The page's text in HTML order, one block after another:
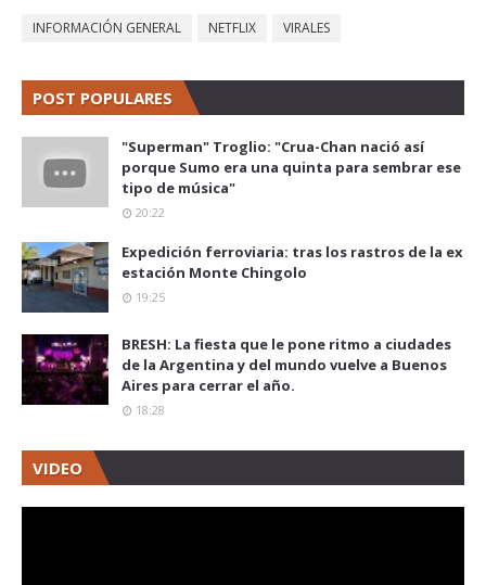
INFORMACIÓN GENERAL NETFLIX VIRALES
POST POPULARES
"Superman" Troglio: "Crua-Chan nació así
porque Sumo era una quinta para sembrar ese
tipo de música"
20:22
Expedición ferroviaria: tras los rastros de la ex
estación Monte Chingolo
19:25
BRESH: La fiesta que le pone ritmo a ciudades
de la Argentina y del mundo vuelve a Buenos
Aires para cerrar el año.
18:28
VIDEO